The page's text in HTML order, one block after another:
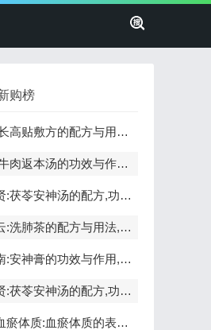
购榜
方的配方与用法,功效与禁忌,长高,命门穴,生长激素
汤的功效与作用,做法,小孩孕妇能吃吗,补气,健脾
神汤的配方,功效与作用,怎么做,不适合的人,失眠
的配方与用法,功效与禁忌,戒烟,抗雾霾,调咽炎,排痰
的功效与作用,做法,小孩孕妇能吃吗,助眠,安神
神汤的配方,功效与作用,怎么做,不适合的人,失眠
:血瘀体质的表现症状,自测题,怎么调理,食疗药膳